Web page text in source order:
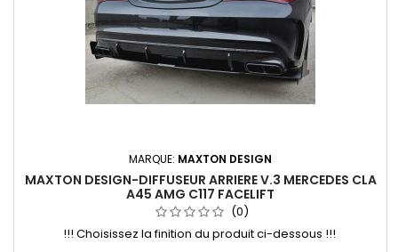
MARQUE: MAXTON DESIGN
MAXTON DESIGN-DIFFUSEUR ARRIERE V.3 MERCEDES CLA
A45 AMG C117 FACELIFT
(0)
!!! Choisissez la finition du produit ci-dessous !!!